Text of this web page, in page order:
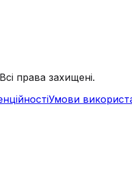
права захищені.
Умови